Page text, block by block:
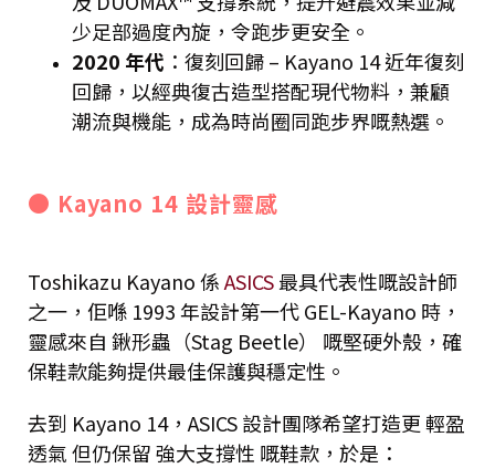
少足部過度內旋，令跑步更安全。
2020 年代 ：復刻回歸 – Kayano 14 近年復刻
回歸，以經典復古造型搭配現代物料，兼顧
潮流與機能，成為時尚圈同跑步界嘅熱選。
● Kayano 14 設計靈感
Toshikazu Kayano 係ASICS最具代表性嘅設計師
之一，佢喺 1993 年設計第一代 GEL-Kayano 時，
靈感來自 鍬形蟲（Stag Beetle） 嘅堅硬外殼，確
保鞋款能夠提供最佳保護與穩定性。
去到 Kayano 14，ASICS 設計團隊希望打造更 輕盈
透氣 但仍保留 強大支撐性 嘅鞋款，於是：